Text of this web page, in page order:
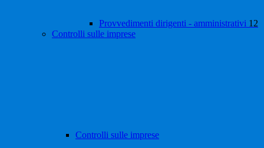
Provvedimenti dirigenti - amministrativi 12
Controlli sulle imprese
Controlli sulle imprese